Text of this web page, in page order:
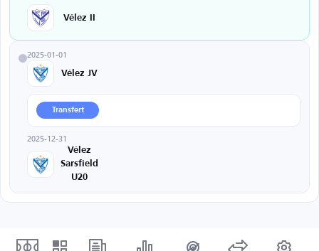
Vélez II
2025-01-01
Vélez JV
Transfert
2025-12-31
Vélez
Sarsfield
U20